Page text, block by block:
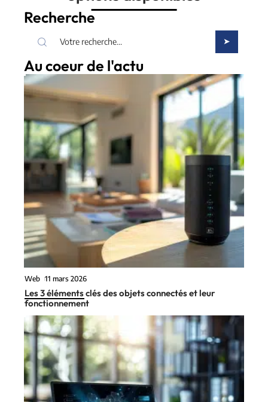
Recherche
Au coeur de l'actu
Web 11 mars 2026
Les 3 éléments clés des objets connectés et leur
fonctionnement